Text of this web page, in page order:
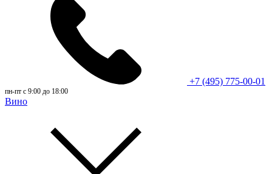
+7 (495) 775-00-01
пн-пт с 9:00 до 18:00
Вино